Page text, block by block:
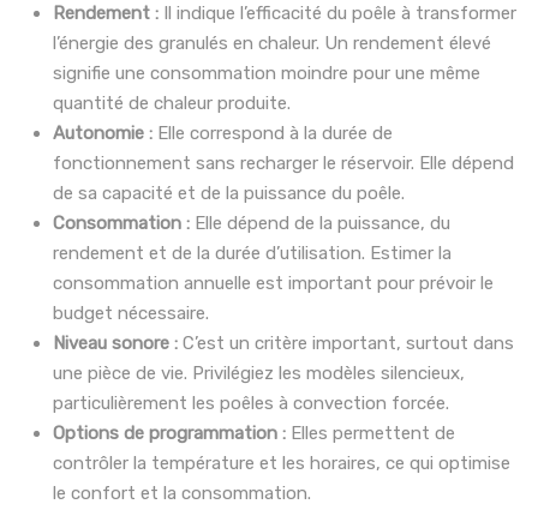
Rendement :
Il indique l’efficacité du poêle à transformer
l’énergie des granulés en chaleur. Un rendement élevé
signifie une consommation moindre pour une même
quantité de chaleur produite.
Autonomie : Elle correspond à la durée de
fonctionnement sans recharger le réservoir. Elle dépend
de sa capacité et de la puissance du poêle.
Consommation : Elle dépend de la puissance, du
rendement et de la durée d’utilisation. Estimer la
consommation annuelle est important pour prévoir le
budget nécessaire.
Niveau sonore : C’est un critère important, surtout dans
une pièce de vie. Privilégiez les modèles silencieux,
particulièrement les poêles à convection forcée.
Options de programmation : Elles permettent de
contrôler la température et les horaires, ce qui optimise
le confort et la consommation.